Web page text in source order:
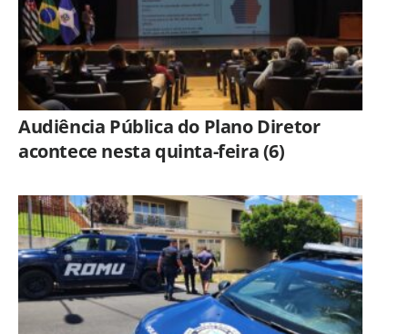
Audiência Pública do Plano Diretor
acontece nesta quinta-feira (6)